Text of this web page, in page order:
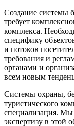
Создание системы
требует
комплекса.
специфику
и потоков
требования и
органами и
всем новым
Системы охраны,
туристического
специализация.
экспертизу в этой